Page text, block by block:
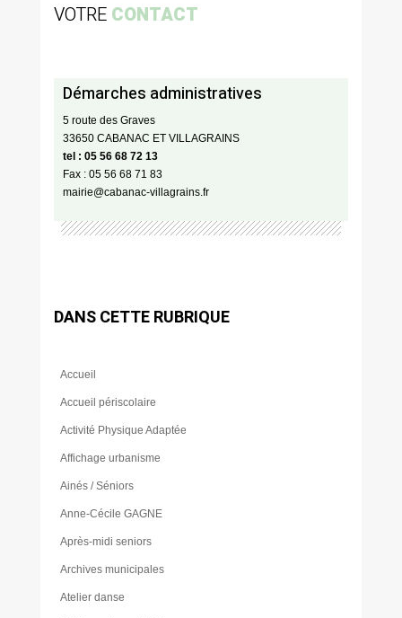
VOTRE CONTACT
Démarches administratives
5 route des Graves
33650 CABANAC ET VILLAGRAINS
tel : 05 56 68 72 13
Fax : 05 56 68 71 83
mairie@cabanac-villagrains.fr
DANS CETTE RUBRIQUE
Accueil
Accueil périscolaire
Activité Physique Adaptée
Affichage urbanisme
Ainés / Séniors
Anne-Cécile GAGNE
Après-midi seniors
Archives municipales
Atelier danse